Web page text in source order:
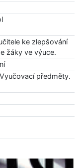
ke zlepšování
žáky ve výuce.
předměty.